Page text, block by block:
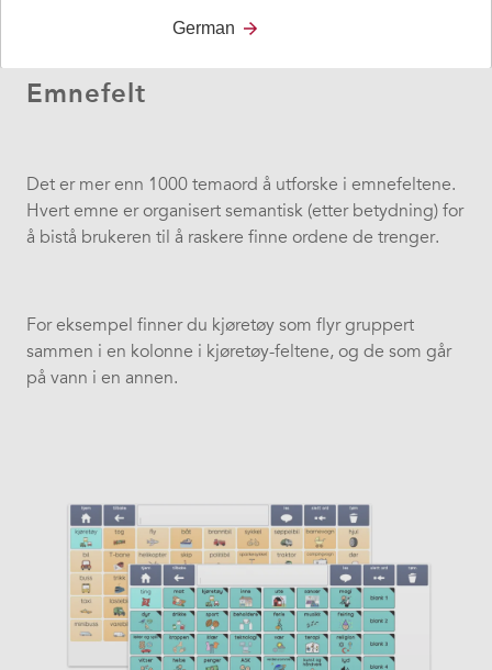
Emnefelt
Det er mer enn 1000 temaord å utforske i emnefeltene.
Hvert emne er organisert semantisk (etter betydning) for
å bistå brukeren til å raskere finne ordene de trenger.
For eksempel finner du kjøretøy som flyr gruppert
sammen i en kolonne i kjøretøy-feltene, og de som går
på vann i en annen.
German